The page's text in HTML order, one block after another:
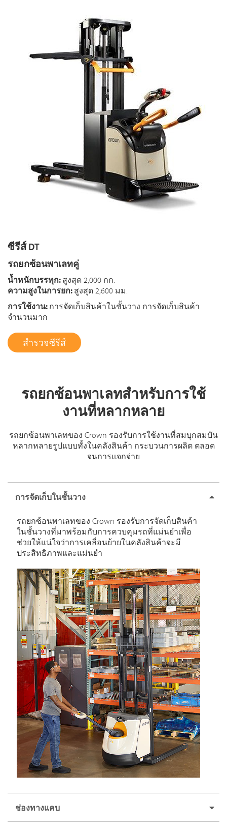
ซีรีส์ DT
รถยกซ้อนพาเลทคู่
น้ำหนักบรรทุก: สูงสุด 2,000 กก.
ความสูงในการยก: สูงสุด 2,600 มม.
การใช้งาน: การจัดเก็บสินค้าในชั้นวาง การจัดเก็บสินค้า
จำนวนมาก
สำรวจซีรีส์
รถยกซ้อนพาเลทสำหรับการใช้
งานที่หลากหลาย
รถยกซ้อนพาเลทของ Crown รองรับการใช้งานที่สมบุกสมบัน
หลากหลายรูปแบบทั้งในคลังสินค้า กระบวนการผลิต ตลอด
จนการแจกจ่าย
การจัดเก็บในชั้นวาง
รถยกซ้อนพาเลทของ Crown รองรับการจัดเก็บสินค้า
ในชั้นวางที่มาพร้อมกับการควบคุมรถที่แม่นยำเพื่อ
ช่วยให้แน่ใจว่าการเคลื่อนย้ายในคลังสินค้าจะมี
ประสิทธิภาพและแม่นยำ
ช่องทางแคบ